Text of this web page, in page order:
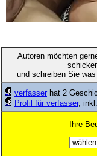
Autoren möchten
und schreiben Sie
verfasser hat 2
Profil für verfasser,
Ihre